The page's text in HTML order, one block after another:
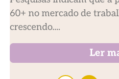
60+ no mercado de
crescendo....
Ler